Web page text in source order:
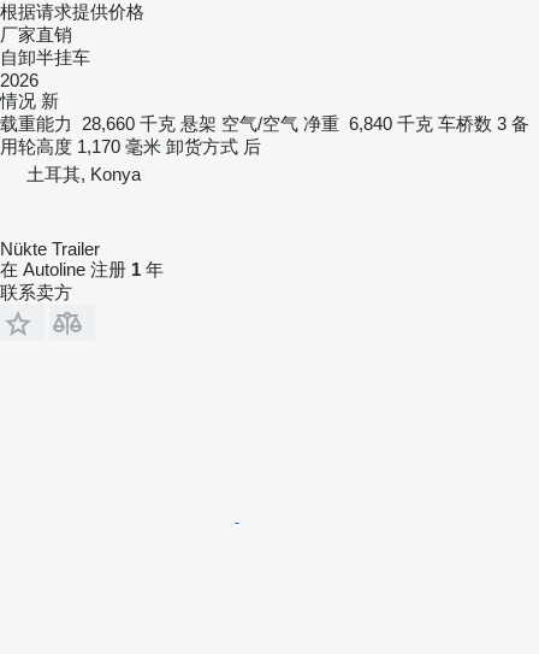
根据请求提供价格
厂家直销
自卸半挂车
2026
情况 新
载重能力
28,660 千克 悬架 空气/空气 净重 6,840 千克 车桥数 3 备
用轮高度 1,170 毫米 卸货方式 后
土耳其, Konya
Nükte Trailer
在 Autoline 注册 1 年
联系卖方